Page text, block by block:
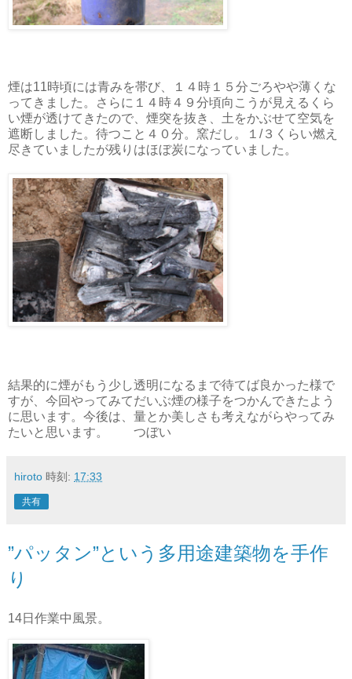
煙は11時頃には青みを帯び、１４時１５分ごろやや薄くな
ってきました。さらに１４時４９分頃向こうが見えるくら
い煙が透けてきたので、煙突を抜き、土をかぶせて空気を
遮断しました。待つこと４０分。窯だし。１/３くらい燃え
尽きていましたが残りはほぼ炭になっていました。
結果的に煙がもう少し透明になるまで待てば良かった様で
すが、今回やってみてだいぶ煙の様子をつかんできたよう
に思います。今後は、量とか美しさも考えながらやってみ
たいと思います。 つぼい
hiroto 時刻: 17:33
共有
”パッタン”という多用途建築物を手作
り
14日作業中風景。